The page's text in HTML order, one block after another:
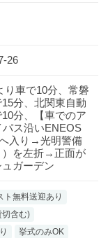
26
り車で10分、常磐
分、北関東自動
分、【車でのア
パス沿いENEOS
入り→光明警備
）を左折→正面が
ガーデン
ト無料送迎あり
切含む)
挙式のみOK